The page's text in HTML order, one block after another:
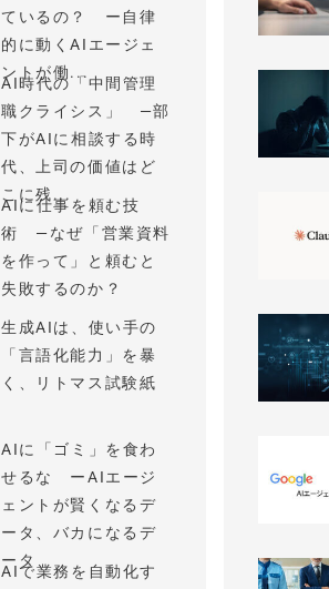
ているの？ ー自律
的に動くAIエージェ
ントが働...
AI時代の「中間管理
職クライシス」 —部
下がAIに相談する時
代、上司の価値はど
こに残...
AIに仕事を頼む技
術 —なぜ「営業資料
を作って」と頼むと
失敗するのか？
生成AIは、使い手の
「言語化能力」を暴
く、リトマス試験紙
AIに「ゴミ」を食わ
せるな ーAIエージ
ェントが賢くなるデ
ータ、バカになるデ
ータ
AIで業務を自動化す